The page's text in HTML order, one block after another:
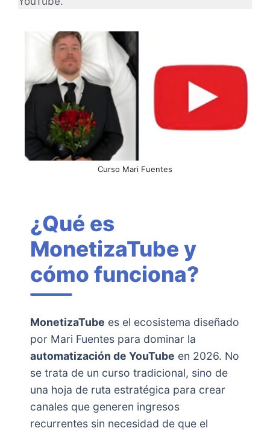
Curso Mari Fuentes
¿Qué es
MonetizaTube y
cómo funciona?
MonetizaTube es el ecosistema diseñado
por Mari Fuentes para dominar la
automatización de YouTube en 2026. No
se trata de un curso tradicional, sino de
una hoja de ruta estratégica para crear
canales que generen ingresos
recurrentes sin necesidad de que el